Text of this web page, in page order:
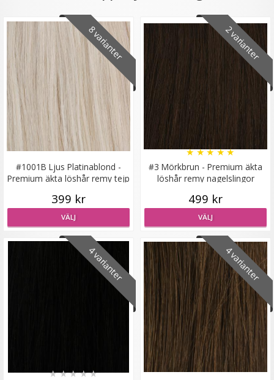
249 kr
LÄGG I VARUKORG
#27 Jordgubbsblond - Original äkta löshår remy
189 kr
VÄLJ
8 varianter
#1001B Ljus Platinablond -
Premium äkta löshår remy tejp
399 kr
VÄLJ
2 varianter
#3 Mörkbrun - Premium äkta
löshår remy nagelslingor
★★★★★
499 kr
VÄLJ
4 varianter
★★★★★
4 varianter